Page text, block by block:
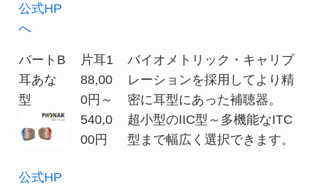
公式HP
へ
バートB
耳あな
型
公式HP
片耳1
88,00
0円～
540,0
00円
バイオメトリック・キャリブ
レーションを採用してより精
密に耳型にあった補聴器。
超小型のIIC型～多機能なITC
型まで幅広く選択できます。